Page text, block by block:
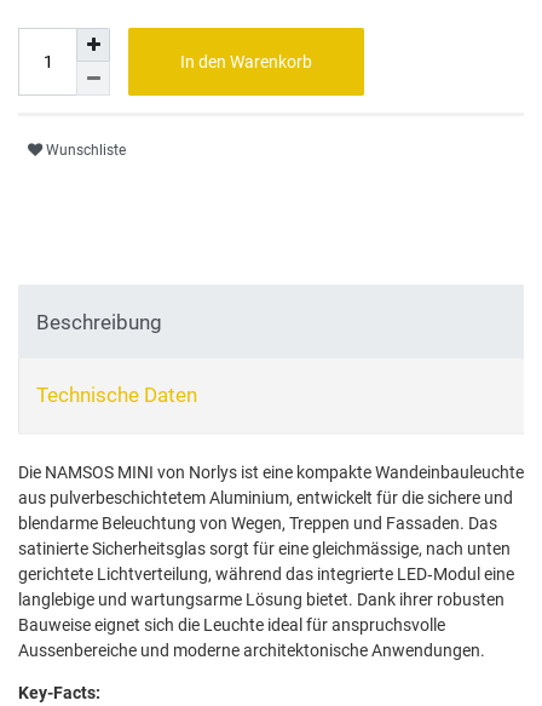
In den Warenkorb
Wunschliste
Beschreibung
Technische Daten
Die NAMSOS MINI von Norlys ist eine kompakte Wandeinbauleuchte
aus pulverbeschichtetem Aluminium, entwickelt für die sichere und
blendarme Beleuchtung von Wegen, Treppen und Fassaden. Das
satinierte Sicherheitsglas sorgt für eine gleichmässige, nach unten
gerichtete Lichtverteilung, während das integrierte LED‑Modul eine
langlebige und wartungsarme Lösung bietet. Dank ihrer robusten
Bauweise eignet sich die Leuchte ideal für anspruchsvolle
Aussenbereiche und moderne architektonische Anwendungen.
Key-Facts: